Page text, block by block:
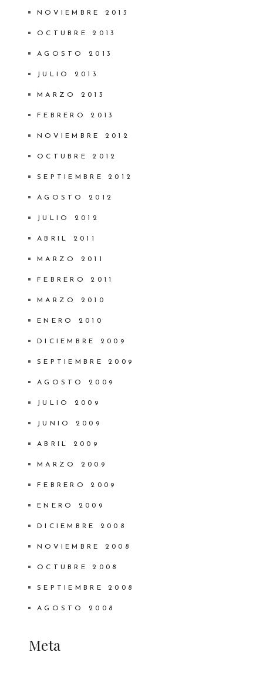
NOVIEMBRE 2013
OCTUBRE 2013
AGOSTO 2013
JULIO 2013
MARZO 2013
FEBRERO 2013
NOVIEMBRE 2012
OCTUBRE 2012
SEPTIEMBRE 2012
AGOSTO 2012
JULIO 2012
ABRIL 2011
MARZO 2011
FEBRERO 2011
MARZO 2010
ENERO 2010
DICIEMBRE 2009
SEPTIEMBRE 2009
AGOSTO 2009
JULIO 2009
JUNIO 2009
ABRIL 2009
MARZO 2009
FEBRERO 2009
ENERO 2009
DICIEMBRE 2008
NOVIEMBRE 2008
OCTUBRE 2008
SEPTIEMBRE 2008
AGOSTO 2008
Meta